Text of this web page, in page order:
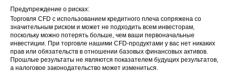
Предупреждение о рисках:
Торговля CFD с использованием кредитного плеча сопряжена со
значительным риском и может не подходить всем инвесторам,
поскольку можно потерять больше, чем ваши первоначальные
инвестиции. При торговле нашими CFD-продуктами у вас нет никаких
прав или обязательств в отношении базовых финансовых активов.
Прошлые результаты не являются показателем будущих результатов,
а налоговое законодательство может измениться.